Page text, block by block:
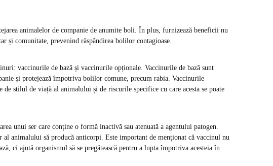
animalelor de companie de anumite boli. În plus, furnizează beneficii nu
și comunitate, prevenind răspândirea bolilor contagioase.
vaccinurile de bază și vaccinurile opționale. Vaccinurile de bază sunt
și protejează împotriva bolilor comune, precum rabia. Vaccinurile
stilul de viață al animalului și de riscurile specifice cu care acesta se poate
unui ser care conține o formă inactivă sau atenuată a agentului patogen.
al animalului să producă anticorpi. Este important de menționat că vaccinul nu
ci ajută organismul să se pregătească pentru a lupta împotriva acesteia în